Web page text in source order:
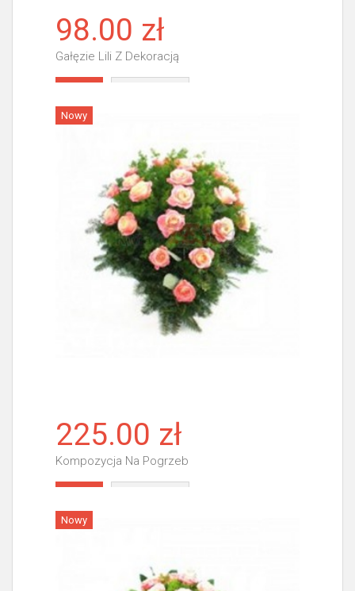
98.00 zł
Gałęzie Lili Z Dekoracją
Nowy
225.00 zł
Kompozycja Na Pogrzeb
Nowy